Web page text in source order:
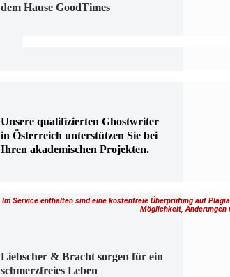
dem Hause GoodTimes
Unsere qualifizierten Ghostwriter
in Österreich unterstützen Sie bei
Ihren akademischen Projekten.
Im Service enthalten sind eine kostenfreie Überprüfung auf
Möglichkeit,
Liebscher & Bracht sorgen für ein
schmerzfreies Leben